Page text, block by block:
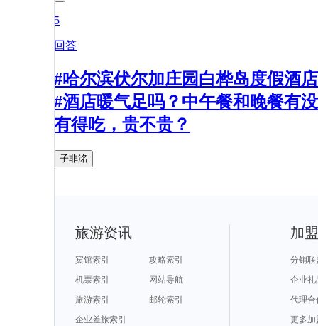
5
回答
#哈尔滨伏尔加庄园白桦岛度假酒店
#酒店暖气足吗？中午餐和晚餐有没
有得吃，贵不贵？
子非洺
旅游资讯
宾馆索引
攻略索引
机票索引
网站导航
旅游索引
邮轮索引
企业差旅索引
加
分销联
企业礼
代理合
更多加